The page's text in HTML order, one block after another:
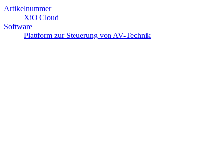
Artikelnummer
XiO Cloud
Software
Plattform zur Steuerung von AV-Technik